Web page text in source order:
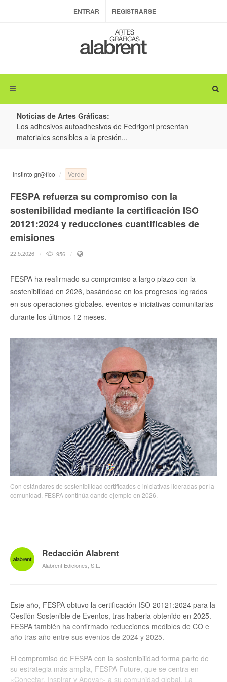
ENTRAR REGISTRARSE
Noticias de Artes Gráficas:
Los adhesivos autoadhesivos de Fedrigoni presentan
materiales sensibles a la presión...
Instinto gr@fico Verde
FESPA refuerza su compromiso con la
sostenibilidad mediante la certificación ISO
20121:2024 y reducciones cuantificables de
emisiones
22.5.2026 956
FESPA ha reafirmado su compromiso a largo plazo con la
sostenibilidad en 2026, basándose en los progresos logrados
en sus operaciones globales, eventos e iniciativas comunitarias
durante los últimos 12 meses.
Con estándares de sostenibilidad certificados e iniciativas lideradas por la
comunidad, FESPA continúa dando ejemplo en 2026.
Redacción Alabrent
Alabrent Ediciones, S.L.
Este año, FESPA obtuvo la certificación ISO 20121:2024 para la
Gestión Sostenible de Eventos, tras haberla obtenido en 2025.
FESPA también ha confirmado reducciones medibles de CO e
año tras año entre sus eventos de 2024 y 2025.
El compromiso de FESPA con la sostenibilidad forma parte de
su estrategia más amplia, FESPA Future, que se centra en
«Conectar, Inspirar y Apoyar» a su comunidad global. La